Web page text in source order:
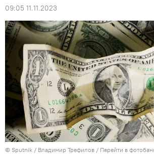
09:05 11.11.2023
© Sputnik / Владимир Трефилов / Перейти в